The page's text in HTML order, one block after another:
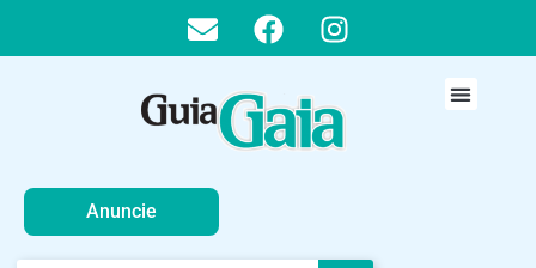
Anuncie